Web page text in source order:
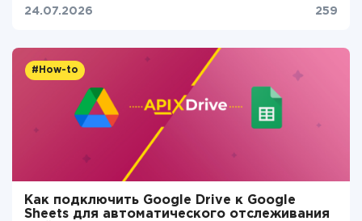
24.07.2026 259
#How-to
Как подключить Google Drive к Google
Sheets для автоматического отслеживания